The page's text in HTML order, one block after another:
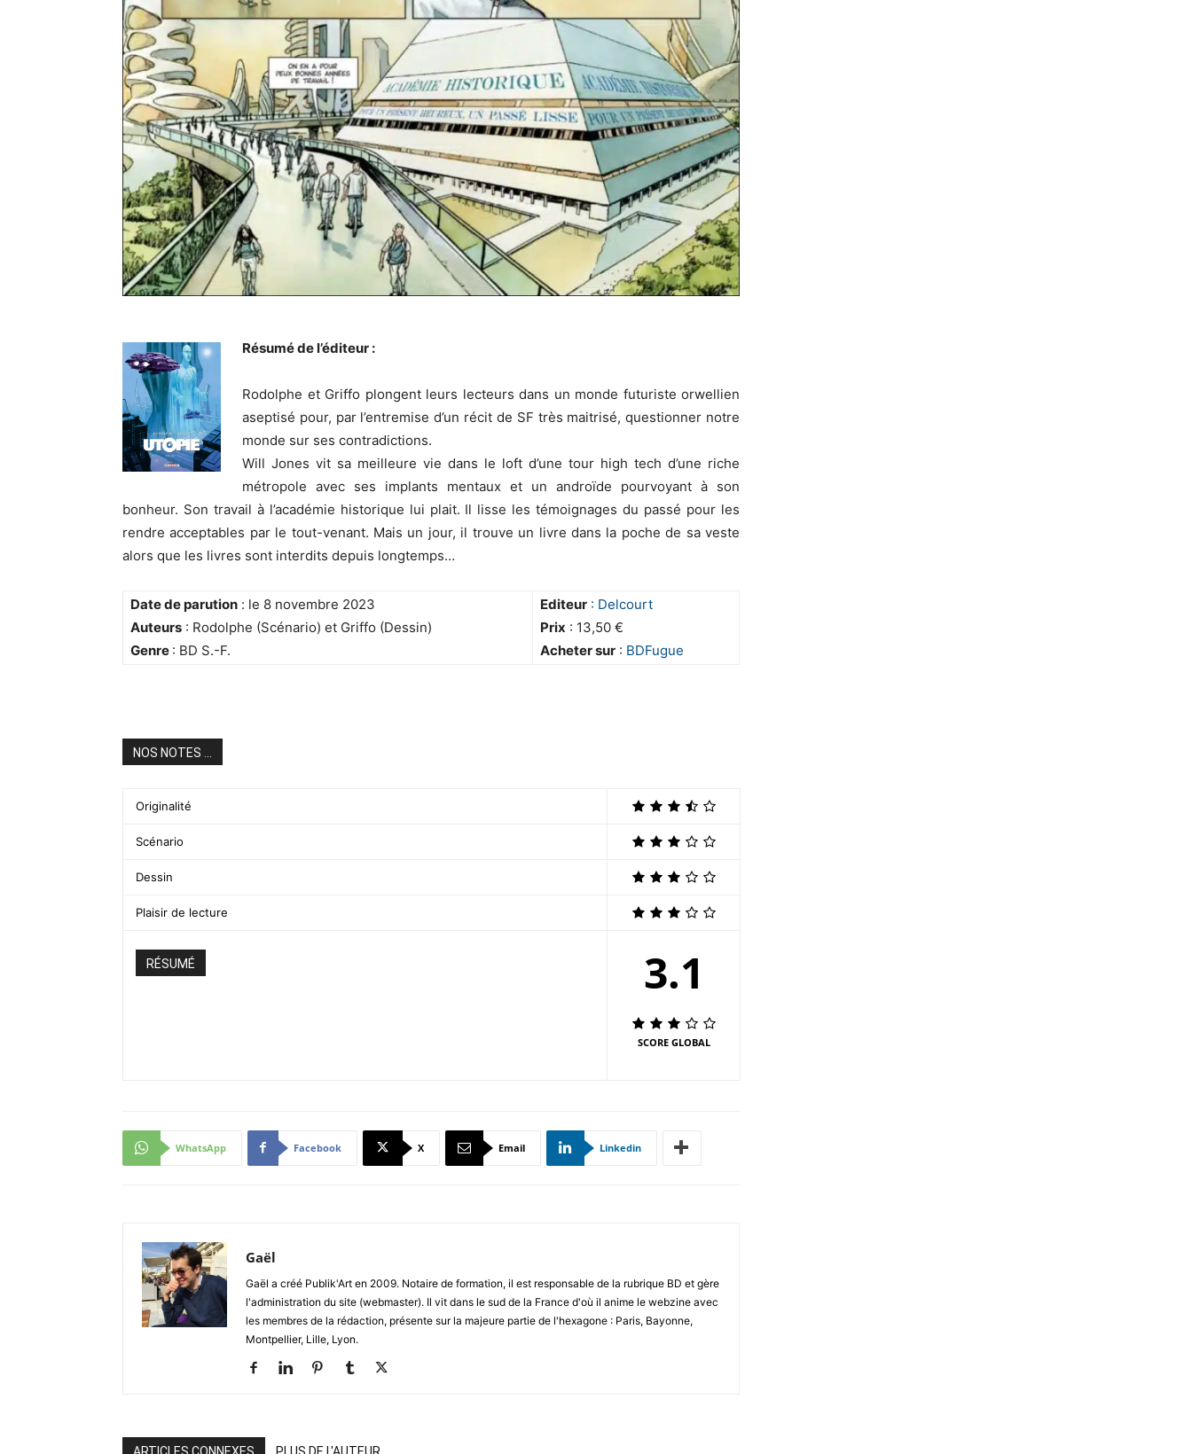
Résumé de l’éditeur :
Rodolphe et Griffo plongent leurs lecteurs dans un monde futuriste orwellien
aseptisé pour, par l’entremise d’un récit de SF très maitrisé, questionner notre
monde sur ses contradictions.
Will Jones vit sa meilleure vie dans le loft d’une tour high tech d’une riche
métropole avec ses implants mentaux et un androïde pourvoyant à son
bonheur. Son travail à l’académie historique lui plait. Il lisse les témoignages du passé pour les
rendre acceptables par le tout-venant. Mais un jour, il trouve un livre dans la poche de sa veste
alors que les livres sont interdits depuis longtemps…
Date de parution : le 8 novembre 2023
Auteurs : Rodolphe (Scénario) et Griffo (Dessin)
Genre : BD S.-F.
Editeur : Delcourt
Prix : 13,50 €
Acheter sur : BDFugue
NOS NOTES ...
Originalité
Scénario
Dessin
Plaisir de lecture
RÉSUMÉ 3.1
SCORE GLOBAL
WhatsApp Facebook X Email Linkedin
Gaël
Gaël a créé Publik'Art en 2009. Notaire de formation, il est responsable de la rubrique BD et gère
l'administration du site (webmaster). Il vit dans le sud de la France d'où il anime le webzine avec
les membres de la rédaction, présente sur la majeure partie de l'hexagone : Paris, Bayonne,
Montpellier, Lille, Lyon.